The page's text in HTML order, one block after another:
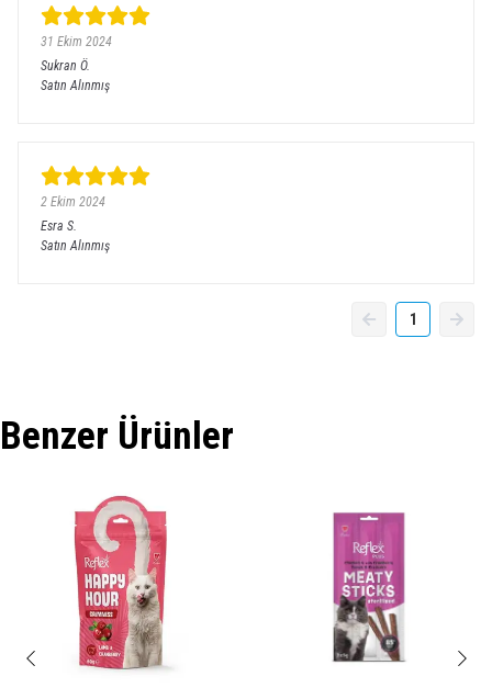
31 Ekim 2024
Sukran Ö.
Satın Alınmış
2 Ekim 2024
Esra S.
Satın Alınmış
1
Benzer Ürünler